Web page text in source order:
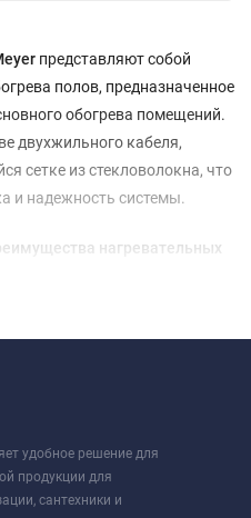
представляют собой
полов, предназначенное
обогрева помещений.
двухжильного кабеля,
сетке из стекловолокна, что
и надежность системы.
нагревательных
подобрать оптимальный
удобное решение для
продукции для
сантехники и